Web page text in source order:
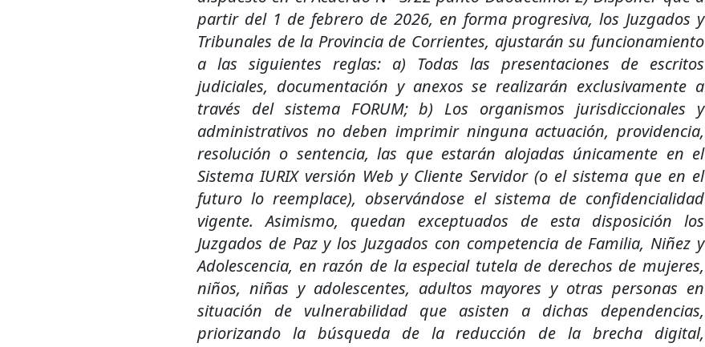
partir del 1 de febrero de 2026, en forma progresiva, los Juzgados y
Tribunales de la Provincia de Corrientes, ajustarán su funcionamiento
a las siguientes reglas: a) Todas las presentaciones de escritos
judiciales, documentación y anexos se realizarán exclusivamente a
través del sistema FORUM; b) Los organismos jurisdiccionales y
administrativos no deben imprimir ninguna actuación, providencia,
resolución o sentencia, las que estarán alojadas únicamente en el
Sistema IURIX versión Web y Cliente Servidor (o el sistema que en el
futuro lo reemplace), observándose el sistema de confidencialidad
vigente. Asimismo, quedan exceptuados de esta disposición los
Juzgados de Paz y los Juzgados con competencia de Familia, Niñez y
Adolescencia, en razón de la especial tutela de derechos de mujeres,
niños, niñas y adolescentes, adultos mayores y otras personas en
situación de vulnerabilidad que asisten a dichas dependencias,
priorizando la búsqueda de la reducción de la brecha digital,